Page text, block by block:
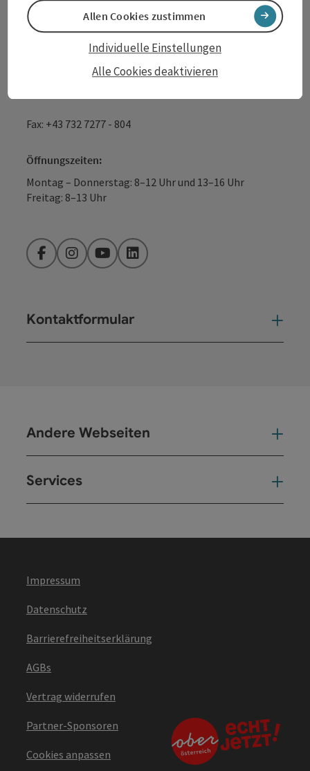
+43 732 7277 - 888
info@donauregion.at
Fax: +43 732 7277 - 804
Öffnungszeiten:
Montag – Donnerstag: 8–12 Uhr und 13–16 Uhr
Freitag: 8–13 Uhr
FacebookInstagramYouTubeLinkedIn
Kontaktformular
Andere Webseiten
Services
Impressum
Datenschutz
Barrierefreiheitserklärung
AGBs
Vertrag widerrufen
Partner-Sponsoren
Cookies anpassen
Alle Cookies deaktivieren
Individuelle Einstellungen
Allen Cookies zustimmen